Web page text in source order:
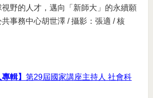
野的人才，邁向「新師大」的永續願
事務中心胡世澤 / 攝影：張適 / 核
輯】 第29屆國家講座主持人 社會科